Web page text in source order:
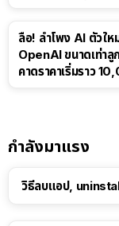
ลือ! ลำโพง AI ตัวให
OpenAI ขนาดเท่าลู
คาดราคาเริ่มราว
กำลังมาแรง
วิธีลบแอป,